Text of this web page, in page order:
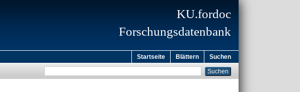
KU.fordoc
Forschungsdatenbank
Startseite Blättern Suchen